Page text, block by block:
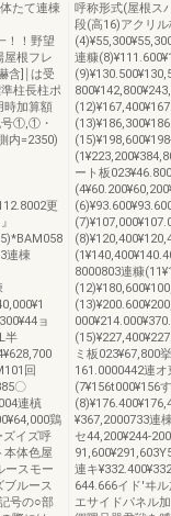
たて連棟
！！野望
屋根フレ
含]￨は受
柱長柱ポ
時加算額
号①,①・
内=2350)
更
連棟
ョ
半
回
〇
連槙
鶏
イズ呼
本体色屋
ースモー
ブルース
号の○部
呼称形式(屋根ス
段(高16)アクリル
連糠
ート板
8000803連糠
ミ板023¥67,800
161.0000442連
(7¥156t000¥156
¥367,2000733連
セ
連キ
644.666イド′ヰ
エサイドパネル